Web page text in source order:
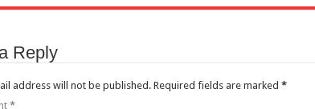
Reply
address will not be published. Required fields are marked *
*